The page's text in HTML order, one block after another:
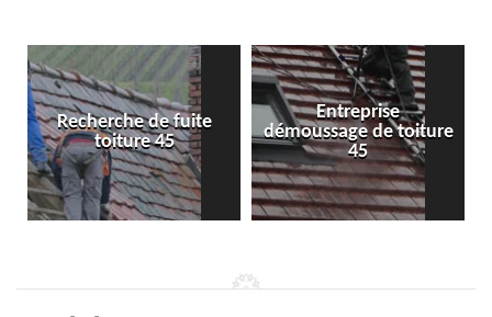
Entreprise
démoussage de toiture
45
Isolation toiture 45